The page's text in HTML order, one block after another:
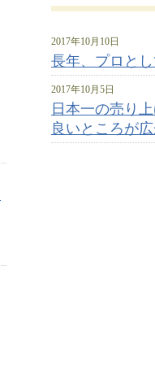
2017年10月10日
長年、プロと
2017年10月5日
日本一の売り
良いところが